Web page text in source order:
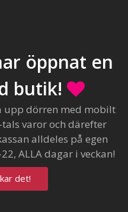
öppnat en
butik!
upp dörren med mobilt
varor och därefter
alldeles på egen
ALLA dagar i veckan!
det!